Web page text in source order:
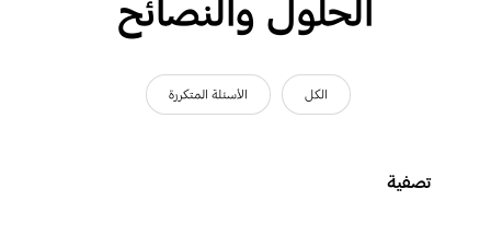
الحلول والنصائح
الكل الأسئلة المتكررة
تصفية